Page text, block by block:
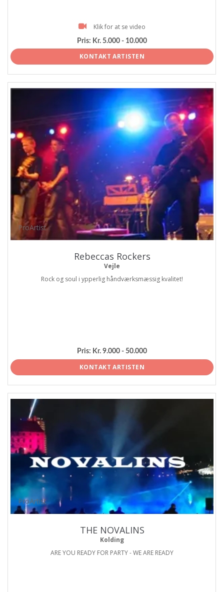
Klik for at se video
Pris: Kr. 5.000 - 10.000
KONTAKT ARTISTEN
ProArtist
Rebeccas Rockers
Vejle
Rock og soul i ypperlig håndværksmæssig kvalitet!
Pris: Kr. 9.000 - 50.000
KONTAKT ARTISTEN
ProArtist
THE NOVALINS
Kolding
ARE YOU READY FOR PARTY - WE ARE READY